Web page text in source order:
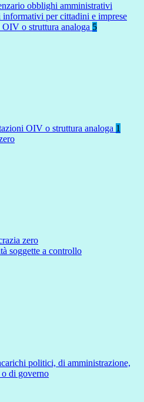
obblighi amministrativi
informativi per cittadini e imprese
o struttura analoga 5
OIV o struttura analoga 1
zero
soggette a controllo
politici, di amministrazione,
di governo